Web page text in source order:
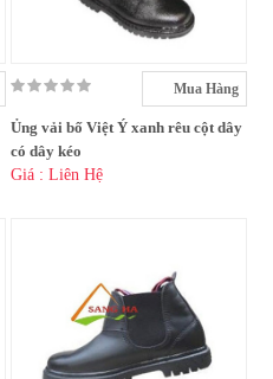
Mua Hàng
Ủng vải bố Việt Ý xanh rêu cột dây
có dây kéo
Giá : Liên Hệ